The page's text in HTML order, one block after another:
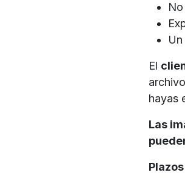
El
hayas
Las